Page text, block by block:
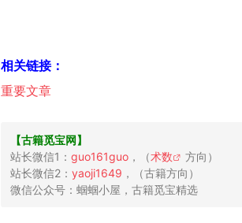
相关链接：
重​​要​​文​​章​
【古​籍​​觅​宝​网】
站长微信1： guo161guo ，（术数
方向）
站长微信2： yaoji1649 ，（古籍方向）